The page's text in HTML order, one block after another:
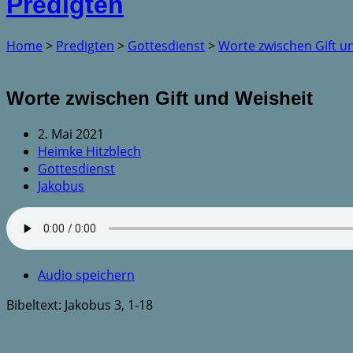
Home > Predigten > Gottesdienst>Worte zwischen Gift
Worte zwischen Gift und Weisheit
2. Mai 2021
Heimke Hitzblech
Gottesdienst
Jakobus
Audio speichern
Bibeltext: Jakobus 3, 1-18